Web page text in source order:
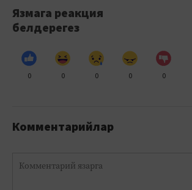
Язмага реакция
белдерегез
0 0 0 0 0
Комментарийлар